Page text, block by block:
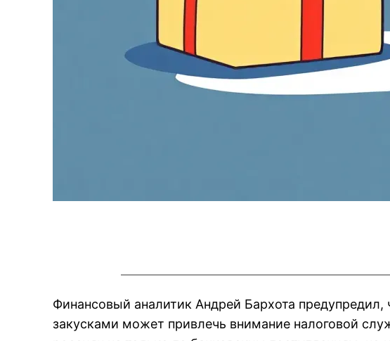
Финансовый аналитик Андрей Бархота
закусками может привлечь внимание налоговой